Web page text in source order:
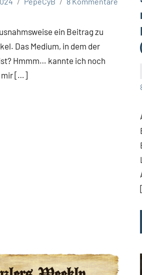
ein Beitrag zu
Das Medium, in dem der
Hmmm… kannte ich noch
mir […]